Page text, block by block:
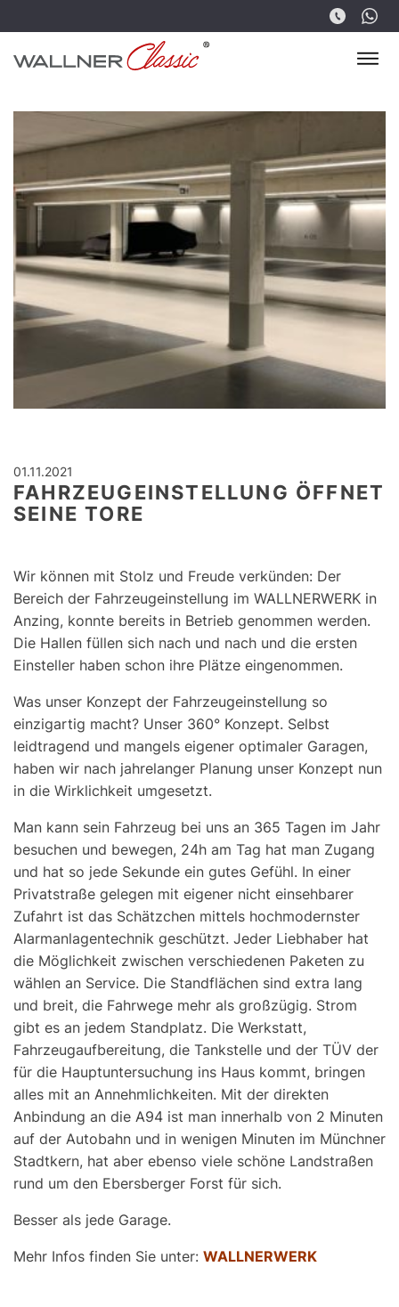
01.11.2021
FAHRZEUGEINSTELLUNG ÖFFNET
SEINE TORE
Wir können mit Stolz und Freude verkünden: Der
Bereich der Fahrzeugeinstellung im WALLNERWERK in
Anzing, konnte bereits in Betrieb genommen werden.
Die Hallen füllen sich nach und nach und die ersten
Einsteller haben schon ihre Plätze eingenommen.
Was unser Konzept der Fahrzeugeinstellung so
einzigartig macht? Unser 360° Konzept. Selbst
leidtragend und mangels eigener optimaler Garagen,
haben wir nach jahrelanger Planung unser Konzept nun
in die Wirklichkeit umgesetzt.
Man kann sein Fahrzeug bei uns an 365 Tagen im Jahr
besuchen und bewegen, 24h am Tag hat man Zugang
und hat so jede Sekunde ein gutes Gefühl. In einer
Privatstraße gelegen mit eigener nicht einsehbarer
Zufahrt ist das Schätzchen mittels hochmodernster
Alarmanlagentechnik geschützt. Jeder Liebhaber hat
die Möglichkeit zwischen verschiedenen Paketen zu
wählen an Service. Die Standflächen sind extra lang
und breit, die Fahrwege mehr als großzügig. Strom
gibt es an jedem Standplatz. Die Werkstatt,
Fahrzeugaufbereitung, die Tankstelle und der TÜV der
für die Hauptuntersuchung ins Haus kommt, bringen
alles mit an Annehmlichkeiten. Mit der direkten
Anbindung an die A94 ist man innerhalb von 2 Minuten
auf der Autobahn und in wenigen Minuten im Münchner
Stadtkern, hat aber ebenso viele schöne Landstraßen
rund um den Ebersberger Forst für sich.
Besser als jede Garage.
Mehr Infos finden Sie unter: WALLNERWERK